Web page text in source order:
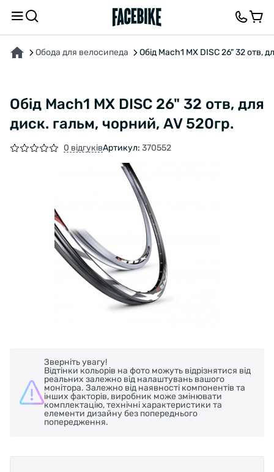
Обода для велосипеда Обід Mach1 MX DISC 26" 32 отв,
Обід Mach1 MX DISC 26" 32 отв, для
диск. гальм, чорний, AV 520гр.
0 відгуківАртикул: 370552
Зверніть увагу!
Відтінки кольорів на фото можуть відрізнятися від
реальних залежно від налаштувань вашого
монітора. Залежно від наявності компонентів та
інших факторів, виробник може змінювати
комплектацію, технічні характеристики та
елементи дизайну без попереднього
попередження.
ПРО ТОВАР ХАРАКТЕРИСТИКИОПИС ВІДГУКИ ТА ЗАПИТАННЯ